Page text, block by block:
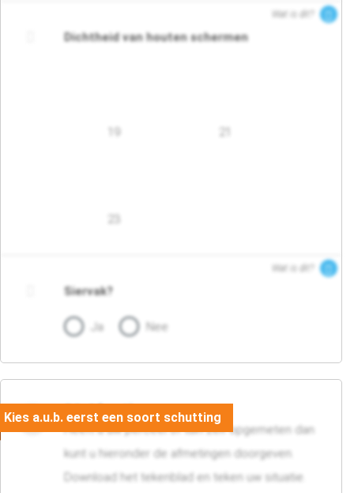
Wat is dit?
Dichtheid van houten schermen
Wat is dit?
Siervak?
Ja Nee
04. Afmetingen
Heeft u uw perceel of tuin zelf opgemeten dan
kunt u hieronder de afmetingen doorgeven.
Download het tekenblad en teken uw situatie.